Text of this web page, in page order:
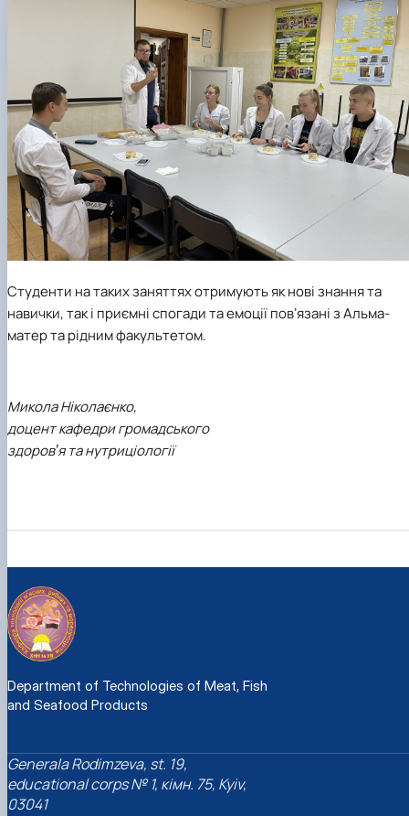
Студенти на таких заняттях отримують як нові знання та
навички, так і приємні спогади та емоції повʼязані з Альма-
матер та рідним факультетом.
Микола Ніколаєнко,
доцент кафедри громадського
здоровʼя та нутриціології
Department of Technologies of Meat, Fish
and Seafood Products
Generalа Rodimzeva, st. 19,
educational corps № 1, кімн. 75, Kyiv,
03041